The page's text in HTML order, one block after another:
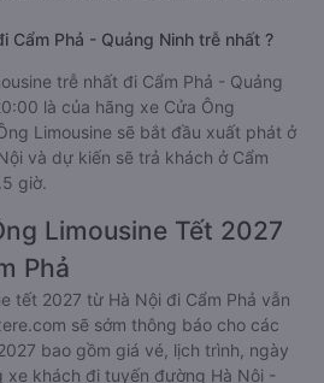
Cẩm Phả - Quảng Ninh trễ nhất ?
trễ nhất đi Cẩm Phả - Quảng
là của hãng xe Cửa Ông
Limousine sẽ bắt đầu xuất phát ở
và dự kiến sẽ trả khách ở Cẩm
giờ.
Limousine Tết 2027
Phả
tết 2027 từ Hà Nội đi Cẩm Phả vẫn
sẽ sớm thông báo cho các
bao gồm giá vé, lịch trình, ngày
xe khách đi tuyến đường Hà Nội -